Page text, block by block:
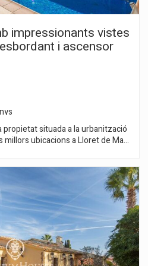
km de Barcelona, totes dues
impressionants vistes
i ascensor
situada a la urbanització
millors ubicacions a Lloret de Mar.
plantes. En la segona
consta d'un ampli saló
a la piscina desbordant.
cuina totalment equipada amb
complet que dona servei a
la zona de nit compta amb dues
complets, una habitació doble
les habitacions disposen de